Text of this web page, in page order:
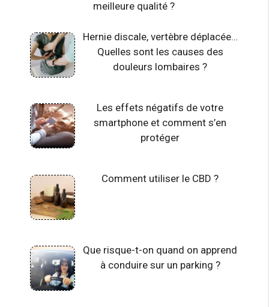
meilleure qualité ?
Hernie discale, vertèbre déplacée…
Quelles sont les causes des
douleurs lombaires ?
Les effets négatifs de votre
smartphone et comment s’en
protéger
Comment utiliser le CBD ?
Que risque-t-on quand on apprend
à conduire sur un parking ?